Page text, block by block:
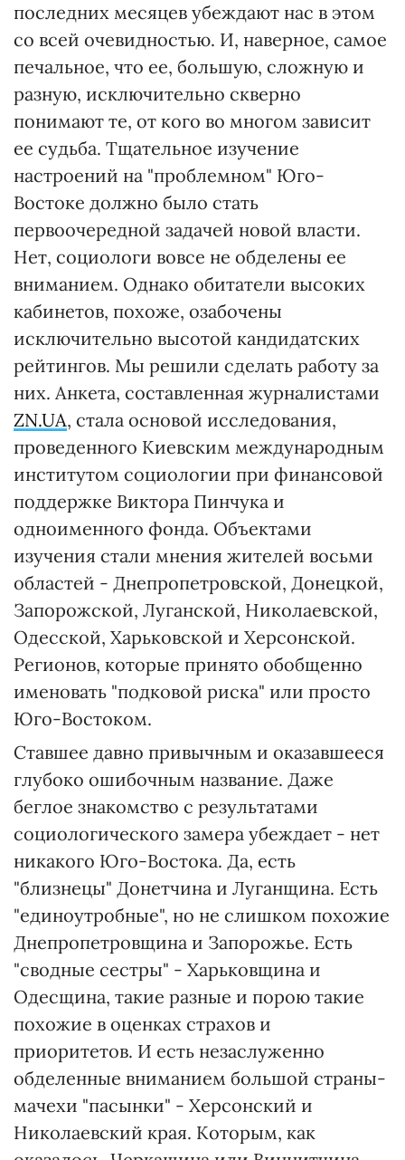
последних месяцев убеждают нас в этом
со всей очевидностью. И, наверное, самое
печальное, что ее, большую, сложную и
разную, исключительно скверно
понимают те, от кого во многом зависит
ее судьба. Тщательное изучение
настроений на "проблемном" Юго-
Востоке должно было стать
первоочередной задачей новой власти.
Нет, социологи вовсе не обделены ее
вниманием. Однако обитатели высоких
кабинетов, похоже, озабочены
исключительно высотой кандидатских
рейтингов. Мы решили сделать работу за
них. Анкета, составленная журналистами
ZN.UA, стала основой исследования,
проведенного Киевским международным
институтом социологии при финансовой
поддержке Виктора Пинчука и
одноименного фонда. Объектами
изучения стали мнения жителей восьми
областей - Днепропетровской, Донецкой,
Запорожской, Луганской, Николаевской,
Одесской, Харьковской и Херсонской.
Регионов, которые принято обобщенно
именовать "подковой риска" или просто
Юго-Востоком.
Ставшее давно привычным и оказавшееся
глубоко ошибочным название. Даже
беглое знакомство с результатами
социологического замера убеждает - нет
никакого Юго-Востока. Да, есть
"близнецы" Донетчина и Луганщина. Есть
"единоутробные", но не слишком похожие
Днепропетровщина и Запорожье. Есть
"сводные сестры" - Харьковщина и
Одесщина, такие разные и порою такие
похожие в оценках страхов и
приоритетов. И есть незаслуженно
обделенные вниманием большой страны-
мачехи "пасынки" - Херсонский и
Николаевский края. Которым, как